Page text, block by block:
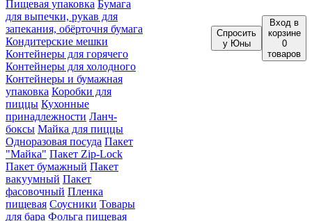
Пищевая упаковка Бумага
для выпечки, рукав для
запекания, обёрточня бумага
Кондитерские мешки
Контейнеры для горячего
Контейнеры для холодного
Контейнеры и бумажная
упаковка Коробки для
пиццы Кухонные
принадлежности Ланч-
боксы Майка для пиццы
Одноразовая посуда Пакет
"Майка" Пакет Zip-Lock
Пакет бумажный Пакет
вакуумный Пакет
фасовочный Пленка
пищевая Соусники Товары
для бара Фольга пищевая
Спросить
у Юны
Вход в
корзине
0
товаров